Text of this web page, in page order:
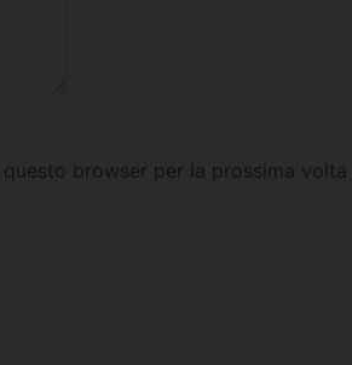
browser per la prossima